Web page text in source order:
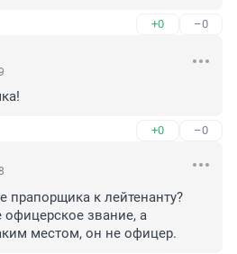
+0 –0
+0 –0
прапорщика к лейтенанту?
офицерское звание, а
местом, он не офицер.